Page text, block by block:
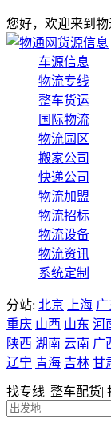
您好，欢迎来到物
找专线| 整车配货|
货源信息
车源信息
物流专线
整车货运
国际物流
物流园区
搬家公司
快递公司
物流加盟
物流招标
物流设备
物流资讯
系统定制
分站: 北京 上海 广
重庆 山西 山东 河
陕西 湖南 云南 广
辽宁 青海 吉林 甘